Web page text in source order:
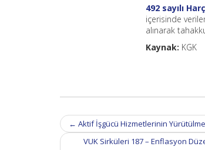
492 sayılı
içerisinde
alınarak
Kaynak: KGK
Post
navigation
← Aktif İşgücü Hizmetlerinin
VUK Sirküleri 187 – Enflasyon